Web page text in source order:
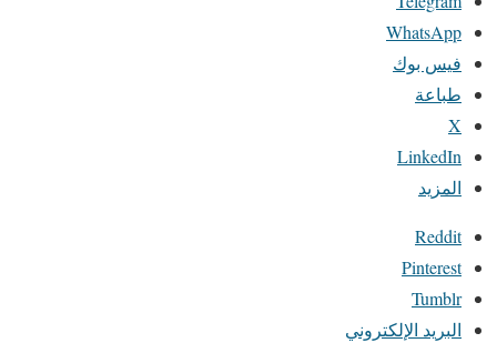
WhatsApp
فيس بوك
طباعة
X
LinkedIn
المزيد
Reddit
Pinterest
Tumblr
البريد الإلكتروني